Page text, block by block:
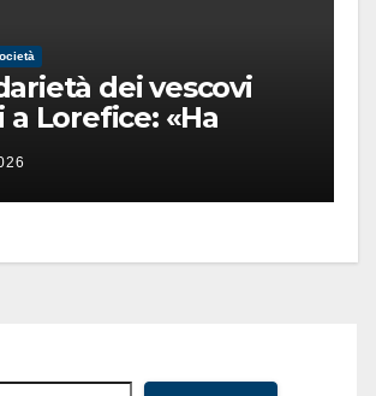
dei vescovi
a Lorefice: «Ha
valore e la dignità